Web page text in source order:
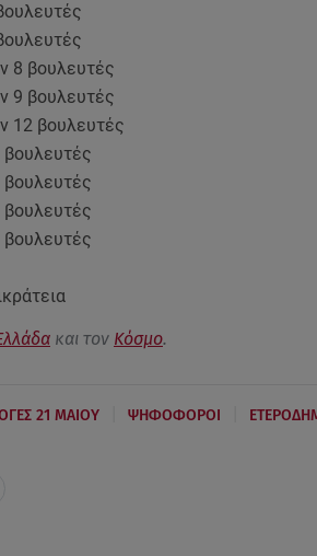
8 βουλευτές
9 βουλευτές
12 βουλευτές
βουλευτές
βουλευτές
βουλευτές
βουλευτές
και τον Κόσμο.
21 ΜΑΙΟΥ ΨΗΦΟΦΟΡΟΙ